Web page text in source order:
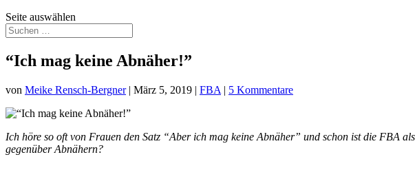
Seite auswählen
“Ich mag keine Abnäher!”
von Meike Rensch-Bergner| März 5, 2019 | FBA | 5 Kommentare
Ich höre so oft von Frauen den Satz “Aber ich mag keine Abnäher” und schon ist die FBA
gegenüber Abnähern?